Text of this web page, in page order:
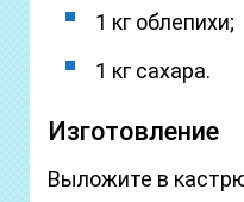
1 кг облепихи;
1 кг сахара.
Изготовление
Выложите в